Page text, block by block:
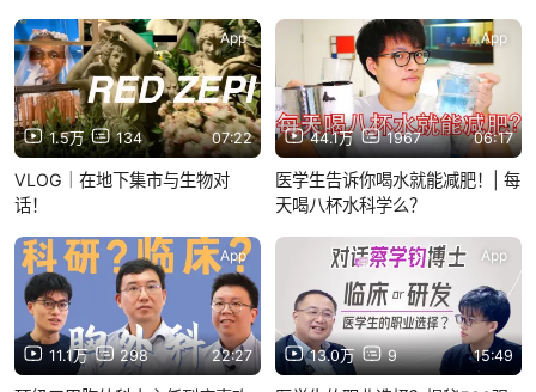
1.5万 134 07:22
App
VLOG｜在地下集市与生物对
话！
44.1万 1967 06:17
App
医学生告诉你喝水就能减肥！| 每
天喝八杯水科学么？
11.1万 298 22:27
App
13.0万 9 15:49
App